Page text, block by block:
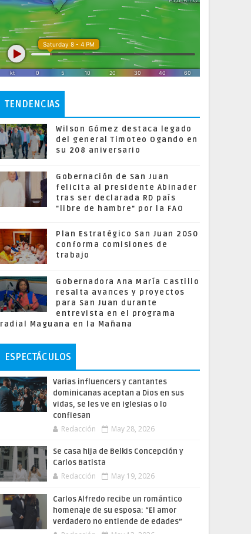
TENDENCIAS
Wilson Gómez destaca legado
del general Timoteo Ogando en
su 208 aniversario
Gobernación de San Juan
felicita al presidente Abinader
tras ser declarada RD país
"libre de hambre" por la FAO
Plan Estratégico San Juan 2050
conforma comisiones de
trabajo
Gobernadora Ana María Castillo
resalta avances y proyectos
para San Juan durante
entrevista en el programa
radial Maguana en la Mañana
ESPECTÁCULOS
Varias influencers y cantantes
dominicanas aceptan a Dios en sus
vidas, se les ve en iglesias o lo
confiesan
Redacción May 28, 2026
Se casa hija de Belkis Concepción y
Carlos Batista
Redacción May 19, 2026
Carlos Alfredo recibe un romántico
homenaje de su esposa: “El amor
verdadero no entiende de edades”